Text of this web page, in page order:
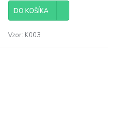
DO KOŠÍKA
Vzor: K003